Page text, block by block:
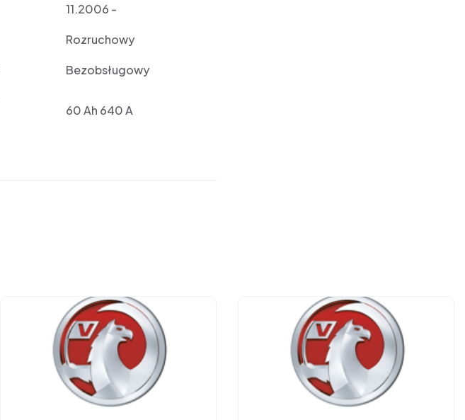
11.2006 -
Rozruchowy
Bezobsługowy
60 Ah 640 A